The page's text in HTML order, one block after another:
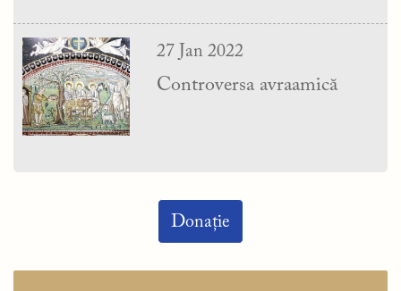
27 Jan 2022
Controversa avraamică
Donație